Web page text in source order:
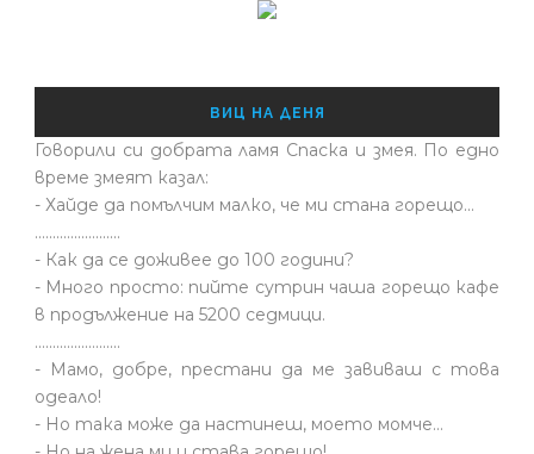
ВИЦ НА ДЕНЯ
Говорили си добрата ламя Спаска и змея. По едно
време змеят казал:
- Хайде да помълчим малко, че ми стана горещо...
........................
- Как да се доживее до 100 години?
- Много просто: пийте сутрин чаша горещо кафе
в продължение на 5200 седмици.
........................
- Мамо, добре, престани да ме завиваш с това
одеало!
- Но така може да настинеш, моето момче…